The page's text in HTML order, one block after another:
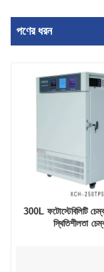
পণের ধরন
300L ফটোস্টেবিলিটি
স্থিতিশীলতা